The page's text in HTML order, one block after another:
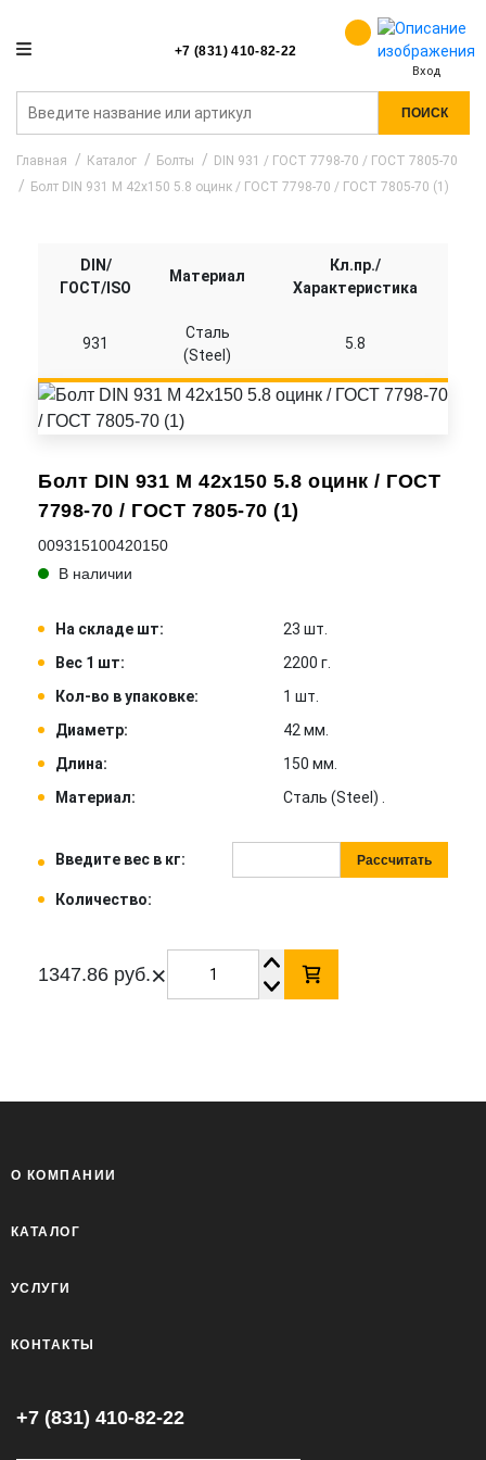
+7 (831) 410-82-22
Вход
ПОИСК
Главная Каталог Болты
DIN 931 / ГОСТ 7798-70 / ГОСТ 7805-70
Болт DIN 931 M 42x150 5.8 оцинк / ГОСТ 7798-70 / ГОСТ 7805-70 (1)
Болт DIN 931 M 42x150 5.8 оцинк / ГОСТ
7798-70 / ГОСТ 7805-70 (1)
009315100420150
В наличии
На складе шт:
23 шт.
Вес 1 шт:
2200 г.
Кол-во в упаковке:
1 шт.
Диаметр:
42 мм.
Длина:
150 мм.
Материал:
Сталь (Steel) .
Введите вес в кг: Рассчитать
Количество:
1347.86 руб.×
DIN/
ГОСТ/ISO
Материал
Кл.пр./
Характеристика
931
Сталь
(Steel)
5.8
О КОМПАНИИ
КАТАЛОГ
УСЛУГИ
КОНТАКТЫ
+7 (831) 410-82-22